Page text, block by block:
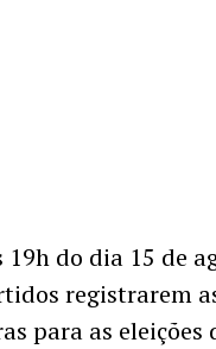
19h do dia 15 de
registrarem
para as eleições